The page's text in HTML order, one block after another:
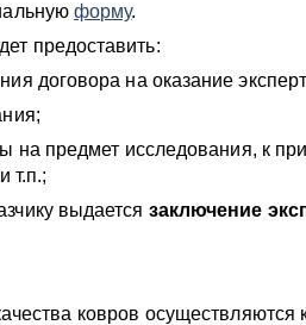
форму.
предоставить:
договора на оказание
на предмет исследования, к
т.п.;
выдается заключение
ковров